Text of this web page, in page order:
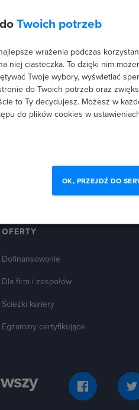
mail
tutaji zobacz aktualne
OFERTY
Dofinansowanie
Dla firm i zespołów
Ścieżki kariery
Egzaminy certyfikujące
Twoich potrzeb
wrażenia podczas
niej ciasteczka. To dzięki nim
Twoje wybory, wyświetlać
do Twoich potrzeb oraz
to Ty decydujesz. Możesz w
do plików cookies w
OK, PRZEJDŹ DO